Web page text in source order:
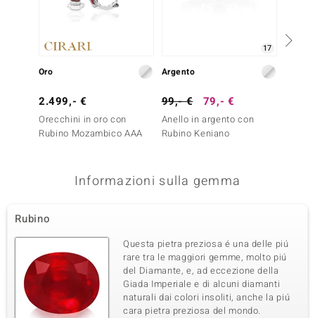
Oro
2.499,- €
Orecchini in oro con
Rubino Mozambico AAA
17
Argento
99,- € 79,- €
Anello in argento con
Rubino Keniano
Informazioni sulla gemma
Rubino
Questa pietra preziosa é una delle piú
rare tra le maggiori gemme, molto piú
del Diamante, e, ad eccezione della
Giada Imperiale e di alcuni diamanti
naturali dai colori insoliti, anche la piú
cara pietra preziosa del mondo.